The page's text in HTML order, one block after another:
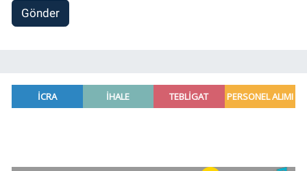
Gönder